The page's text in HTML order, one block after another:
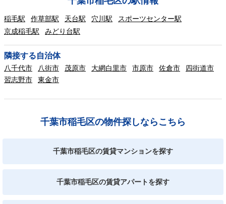
稲毛駅 作草部駅 天台駅 穴川駅
スポーツセンター駅
京成稲毛駅
みどり台駅
隣接する自治体
八千代市 八街市 茂原市 大網白里市 市原市 佐倉市
四街道市
習志野市
東金市
千葉市稲毛区の物件探しならこちら
千葉市稲毛区の賃貸マンションを探す
千葉市稲毛区の賃貸アパートを探す